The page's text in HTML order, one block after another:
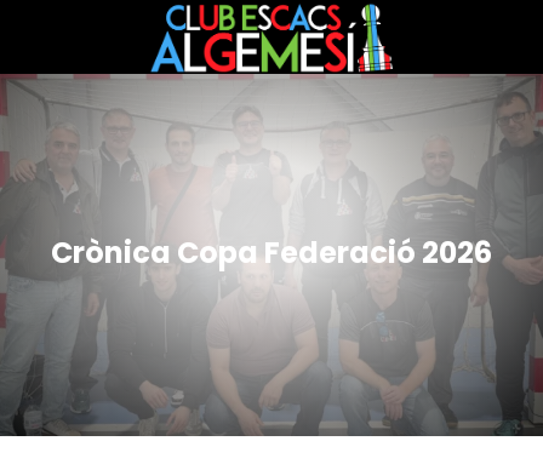
Crònica Copa Federació 2026